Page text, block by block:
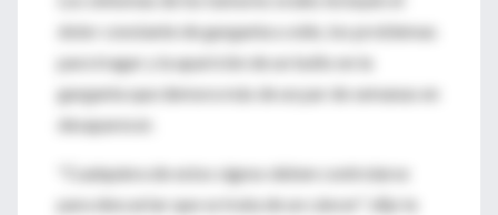
dolor constante de garganta u oído, los problemas
para tragar y la aparición de un bulto en la
garganta que demora más de un par de semanas en
desaparecer.
"Cualquiera de estos signos deben controlarse
para descartar que se trata de un cáncer", dijo la